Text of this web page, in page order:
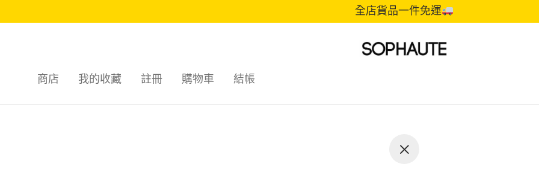
全店貨品一件免運
商店 我的收藏 註冊 購物車 結帳